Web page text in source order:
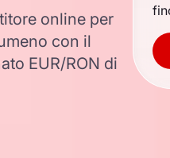
online per
con il
EUR/RON di